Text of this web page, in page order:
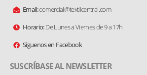
Email:comercial@textilcentral.com
Horario:De Lunes a Viernes de 9 a 17h
Síguenos en Facebook
SUSCRÍBASE AL NEWSLETTER